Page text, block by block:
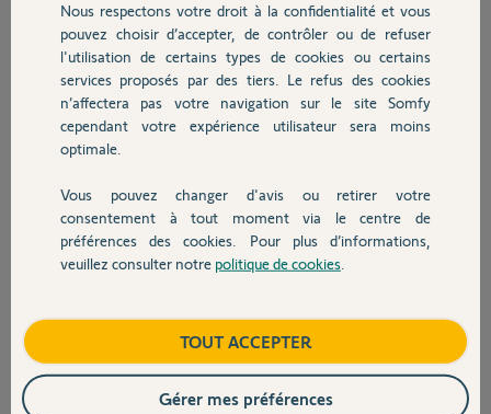
Chauffage
Autres produits
Devis avec un pro
Contact
2) A savoir que VR1 et VR2 sont indépendants électriquement, je
pourrai aussi débrancher VR2 . Mais ensuite que faut -il faire pour
associer à nouveau à VR1 ?
Merci pour votre aide dans ce casse tête.
Marie C.
Participer au fil de discussion
Il suffira de débrancher le VR à régler et de le raccorder provisoirement
Il va sans dire de baisser le disjoncteur de la ligne dédiée aux VR.
Nous respectons votre droit à la confidentialité et vous
pouvez choisir d’accepter, de contrôler ou de refuser
l'utilisation de certains types de cookies ou certains
services proposés par des tiers. Le refus des cookies
n’affectera pas votre navigation sur le site Somfy
cependant votre expérience utilisateur sera moins
optimale.
Vous pouvez changer d'avis ou retirer votre
consentement à tout moment via le centre de
préférences des cookies. Pour plus d’informations,
veuillez consulter notre politique de cookies
TOUT ACCEPTER
Gérer mes préférences